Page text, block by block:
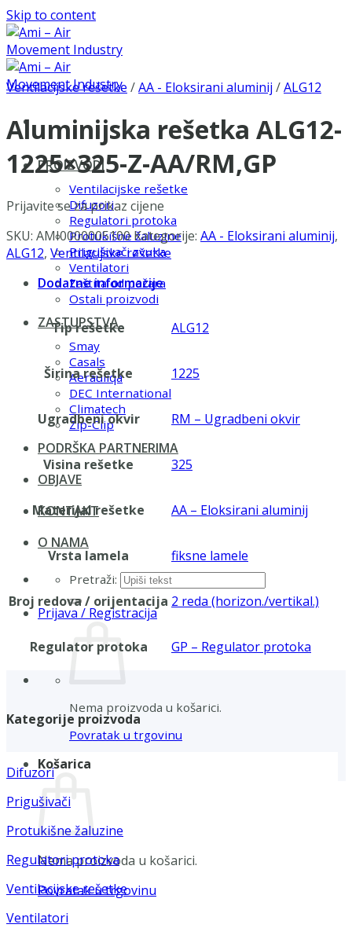
Skip to content
PROIZVODI
Ventilacijske rešetke
Difuzori
Regulatori protoka
Protukišne žaluzine
Prigušivači zvuka
Ventilatori
Zaštita od požara
Ostali proizvodi
ZASTUPSTVA
Smay
Casals
Aerauliqa
DEC International
Climatech
Zip-Clip
PODRŠKA PARTNERIMA
OBJAVE
KONTAKT
O NAMA
Pretraži:
Prijava / Registracija
Nema proizvoda u košarici.
Povratak u trgovinu
Košarica
Nema proizvoda u košarici.
Povratak u trgovinu
Ventilacijske rešetke /AA - Eloksirani aluminij /ALG12
Aluminijska rešetka ALG12-
1225×325-Z-AA/RM,GP
Prijavite se za prikaz cijene
SKU: AMI0000005100 Kategorije: AA - Eloksirani aluminij,
ALG12, Ventilacijske rešetke
Dodatne informacije
Tip rešetke ALG12
Širina rešetke 1225
Ugradbeni okvir RM – Ugradbeni okvir
Visina rešetke 325
Materijal rešetke AA – Eloksirani aluminij
Vrsta lamela fiksne lamele
Broj redova / orijentacija 2 reda (horizon./vertikal.)
Regulator protoka GP – Regulator protoka
Kategorije proizvoda
Difuzori
Prigušivači
Protukišne žaluzine
Regulatori protoka
Ventilacijske rešetke
Ventilatori